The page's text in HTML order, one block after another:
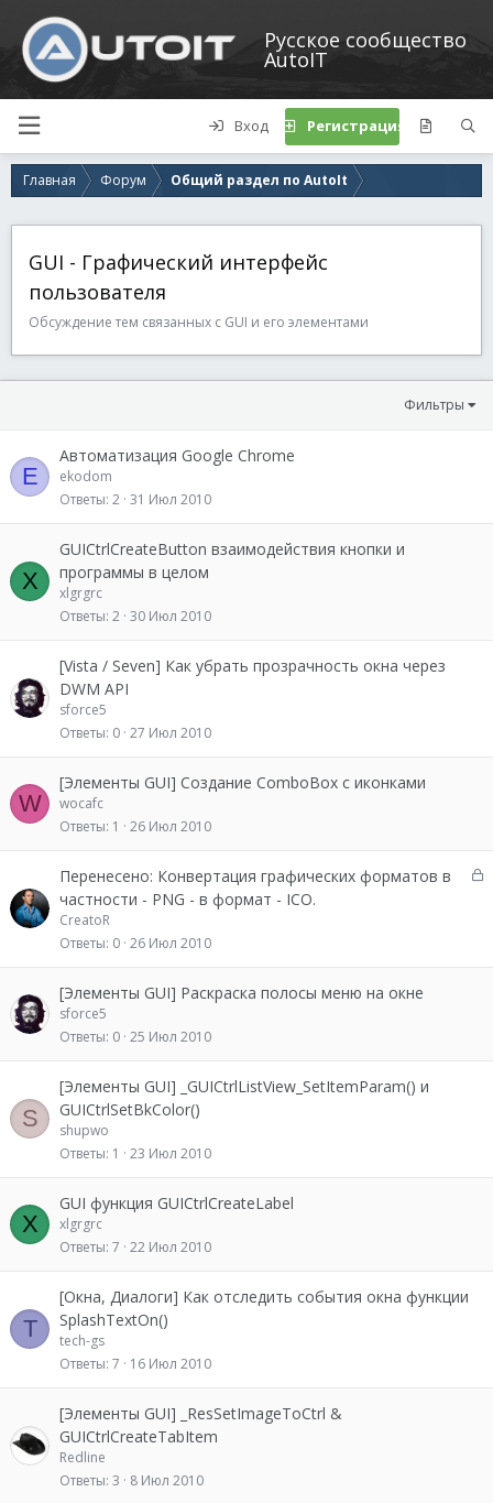
Русское сообщество
AutoIT
Вход Регистрация
Главная Форум Общий раздел по AutoIt
GUI - Графический интерфейс
пользователя
Обсуждение тем связанных с GUI и его элементами
Фильтры
E
Автоматизация Google Chrome
ekodom
Ответы 2 31 Июл 2010
X
GUICtrlCreateButton взаимодействия кнопки и
программы в целом
xlgrgrc
Ответы 2 30 Июл 2010
[Vista / Seven] Как убрать прозрачность окна через
DWM API
sforce5
Ответы 0 27 Июл 2010
W
[Элементы GUI] Создание ComboBox с иконками
wocafc
Ответы 1 26 Июл 2010
З
Перенесено: Конвертация графических форматов в
частности - PNG - в формат - ICO.
CreatoR
Ответы 0 26 Июл 2010
[Элементы GUI] Раскраска полосы меню на окне
sforce5
Ответы 0 25 Июл 2010
S
[Элементы GUI] _GUICtrlListView_SetItemParam() и
GUICtrlSetBkColor()
shupwo
Ответы 1 23 Июл 2010
X
GUI функция GUICtrlCreateLabel
xlgrgrc
Ответы 7 22 Июл 2010
T
[Окна, Диалоги] Как отследить события окна функции
SplashTextOn()
tech-gs
Ответы 7 16 Июл 2010
[Элементы GUI] _ResSetImageToCtrl &
GUICtrlCreateTabItem
Redline
Ответы 3 8 Июл 2010